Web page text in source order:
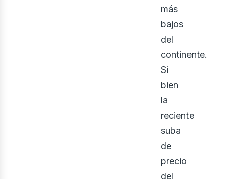
más
bajos
del
continente.
Si
bien
la
reciente
suba
de
precio
del